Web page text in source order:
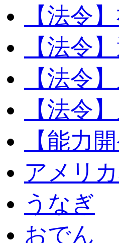
【法令
【法令
【法令
【法令
【能力
アメリ
うなぎ
おでん